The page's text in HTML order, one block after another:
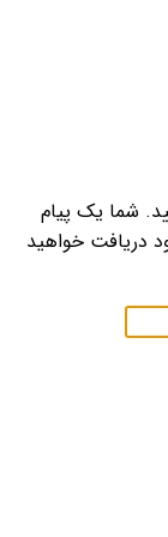
شما یک پیام
دریافت خواهید